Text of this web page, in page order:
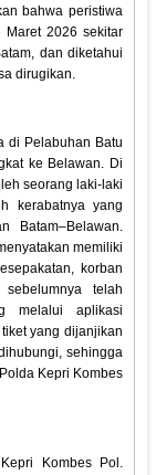
bahwa peristiwa
2026 sekitar
dan diketahui
dirugikan.
di Pelabuhan Batu
ke Belawan. Di
seorang laki-laki
kerabatnya yang
Batam–Belawan.
memiliki
korban
telah
melalui aplikasi
yang dijanjikan
sehingga
Kepri Kombes
Kombes Pol.